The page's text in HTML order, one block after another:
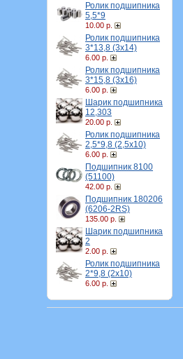
Ролик подшипника
5,5*9
10.00 р.
Ролик подшипника
3*13,8 (3х14)
6.00 р.
Ролик подшипника
3*15,8 (3х16)
6.00 р.
Шарик подшипника
12,303
20.00 р.
Ролик подшипника
2,5*9,8 (2,5х10)
6.00 р.
Подшипник 8100
(51100)
42.00 р.
Подшипник 180206
(6206-2RS)
135.00 р.
Шарик подшипника
2
2.00 р.
Ролик подшипника
2*9,8 (2х10)
6.00 р.